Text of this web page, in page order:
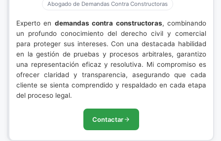
Abogado de Demandas Contra Constructoras
Experto en demandas contra constructoras, combinando
un profundo conocimiento del derecho civil y comercial
para proteger sus intereses. Con una destacada habilidad
en la gestión de pruebas y procesos arbitrales, garantizo
una representación eficaz y resolutiva. Mi compromiso es
ofrecer claridad y transparencia, asegurando que cada
cliente se sienta comprendido y respaldado en cada etapa
del proceso legal.
Contactar